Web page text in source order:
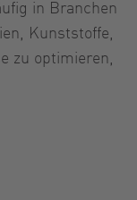
in Branchen
Kunststoffe,
zu optimieren,